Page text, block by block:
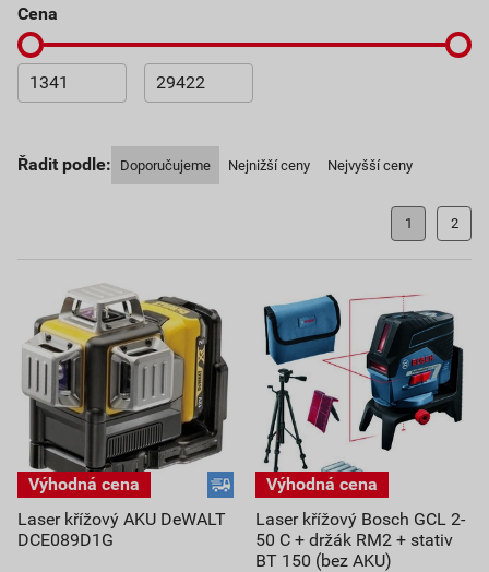
cena
Řadit podle: Doporučujeme Nejnižší ceny Nejvyšší ceny
1 2
Laser křížový AKU DeWALT
DCE089D1G
Laser křížový Bosch GCL 2-
50 C + držák RM2 + stativ
BT 150 (bez AKU)